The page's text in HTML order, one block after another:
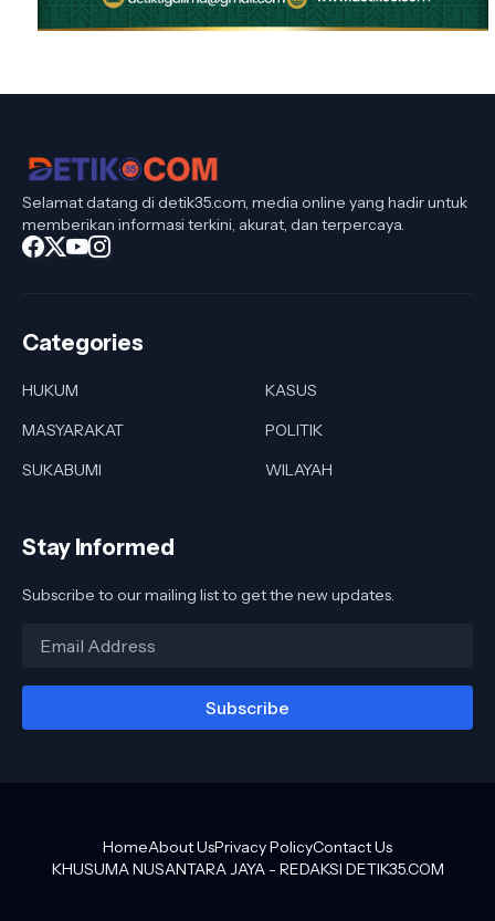
Selamat datang di detik35.com, media online yang hadir untuk
memberikan informasi terkini, akurat, dan terpercaya.
Categories
HUKUM
KASUS
MASYARAKAT
POLITIK
SUKABUMI
WILAYAH
Stay Informed
Subscribe to our mailing list to get the new updates.
KHUSUMA NUSANTARA JAYA - REDAKSI DETIK35.COM
HomeAbout UsPrivacy PolicyContact Us